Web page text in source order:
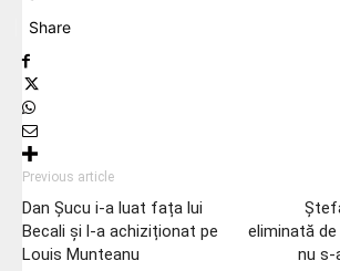
Share
Previous article
Dan Șucu i-a luat fața lui
Becali și l-a achiziționat pe
Louis Munteanu
eliminată
nu s-